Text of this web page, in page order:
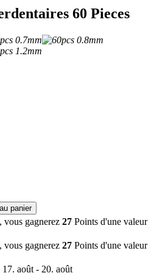
60 Pieces
panier
vous gagnerez 27 Points d'une valeur
vous gagnerez 27 Points d'une valeur
août - 20. août